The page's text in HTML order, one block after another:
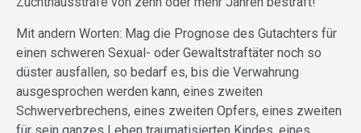
Mit andern Worten: Mag die Prognose des Gutachters für
einen schweren Sexual- oder Gewaltstraftäter noch so
düster ausfallen, so bedarf es, bis die Verwahrung
ausgesprochen werden kann, eines zweiten
Schwerverbrechens, eines zweiten Opfers, eines zweiten